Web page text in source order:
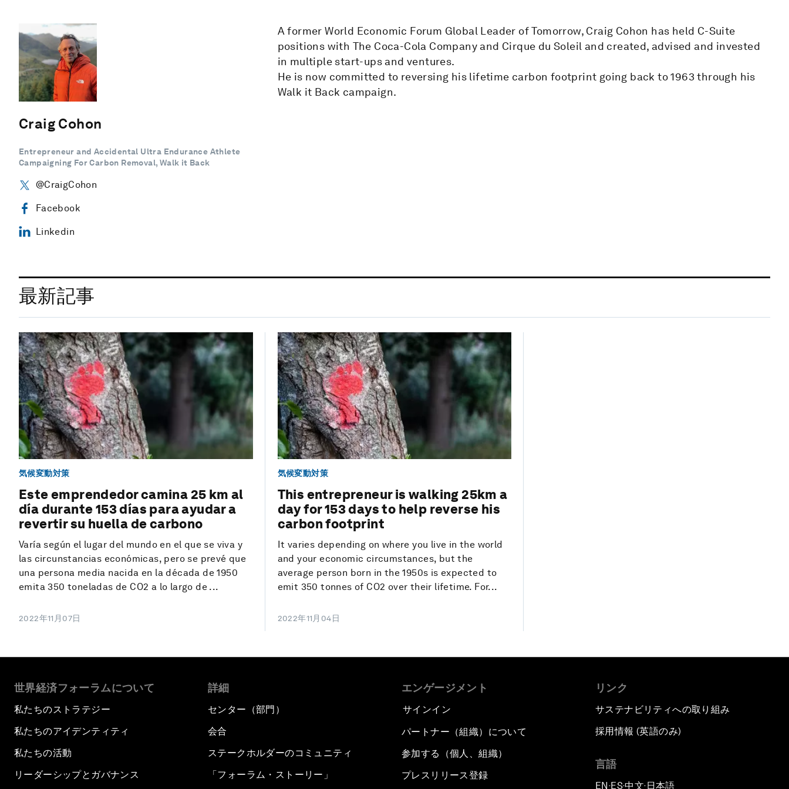
Craig Cohon
Entrepreneur and Accidental Ultra Endurance Athlete
Campaigning For Carbon Removal, Walk it Back
@CraigCohon
Facebook
Linkedin
A former World Economic Forum Global Leader of Tomorrow, Craig Cohon has held C-Suite
positions with The Coca-Cola Company and Cirque du Soleil and created, advised and invested
in multiple start-ups and ventures.
He is now committed to reversing his lifetime carbon footprint going back to 1963 through his
Walk it Back campaign.
最新記事
気候変動対策
Este emprendedor camina 25 km al
día durante 153 días para ayudar a
revertir su huella de carbono
Varía según el lugar del mundo en el que se viva y
las circunstancias económicas, pero se prevé que
una persona media nacida en la década de 1950
emita 350 toneladas de CO2 a lo largo de ...
2022年11月07日
気候変動対策
This entrepreneur is walking 25km a
day for 153 days to help reverse his
carbon footprint
It varies depending on where you live in the world
and your economic circumstances, but the
average person born in the 1950s is expected to
emit 350 tonnes of CO2 over their lifetime. For...
2022年11月04日
世界経済フォーラムについて
私たちのストラテジー
私たちのアイデンティティ
私たちの活動
リーダーシップとガバナンス
詳細
センター（部門）
会合
ステークホルダーのコミュニティ
「フォーラム・ストーリー」
エンゲージメント
サインイン
パートナー（組織）について
参加する（個人、組織）
プレスリリース登録
リンク
サステナビリティへの取り組み
採用情報 (英語のみ)
言語
EN ▪ ES▪中文▪ 日本語